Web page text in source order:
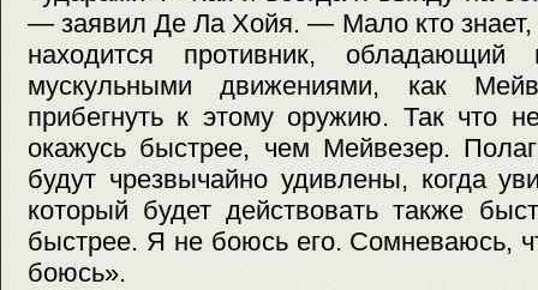
— заявил Де Ла Хойя. — Мало кто знает,
находится противник, обладающий
мускульными движениями, как
прибегнуть к этому оружию. Так что
окажусь быстрее, чем Мейвезер.
будут чрезвычайно удивлены, когда
который будет действовать также
быстрее. Я не боюсь его. Сомневаюсь,
боюсь».